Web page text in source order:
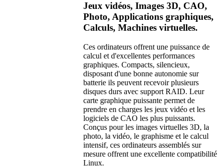
Jeux vidéos, Images 3D, CAO,
Photo, Applications graphiques,
Calculs, Machines virtuelles.
Ces ordinateurs offrent une puissance de
calcul et d'excellentes performances
graphiques. Compacts, silencieux,
disposant d'une bonne autonomie sur
batterie ils peuvent recevoir plusieurs
disques durs avec support RAID. Leur
carte graphique puissante permet de
prendre en charges les jeux vidéo et les
logiciels de CAO les plus puissants.
Conçus pour les images virtuelles 3D, la
photo, la vidéo, le graphisme et le calcul
intensif, ces ordinateurs assemblés sur
mesure offrent une excellente compatibilité
Linux.